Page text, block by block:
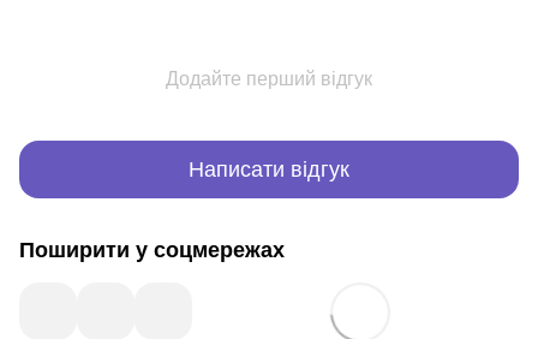
Додайте перший відгук
Написати відгук
Поширити у соцмережах